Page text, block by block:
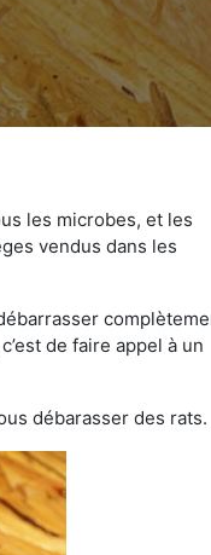
les microbes, et les
vendus dans les
de faire appel à un
débarasser des rats.